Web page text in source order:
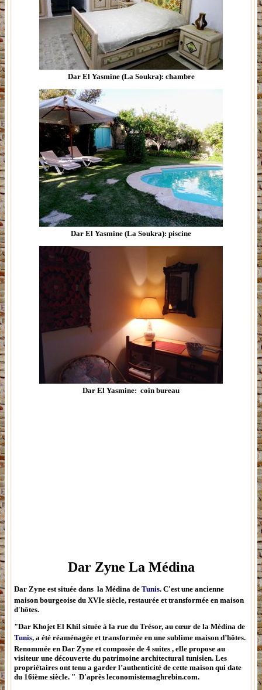
Dar El Yasmine (La Soukra): chambre
Dar El Yasmine (La Soukra): piscine
Dar El Yasmine: coin bureau
Dar Zyne La Médina
Dar Zyne est située dans la Médina de Tunis. C'est une ancienne
maison bourgeoise du XVIe siècle, restaurée et transformée en maison
d'hôtes.
"Dar Khojet El Khil située à la rue du Trésor, au cœur de la Médina de
Tunis, a été réaménagée et transformée en une sublime maison d’hôtes.
Renommée en Dar Zyne et composée de 4 suites , elle propose au
visiteur une découverte du patrimoine architectural tunisien. Les
propriétaires ont tenu a garder l’authenticité de cette maison qui date
du 16ième siècle. " D'après leconomistemaghrebin.com.